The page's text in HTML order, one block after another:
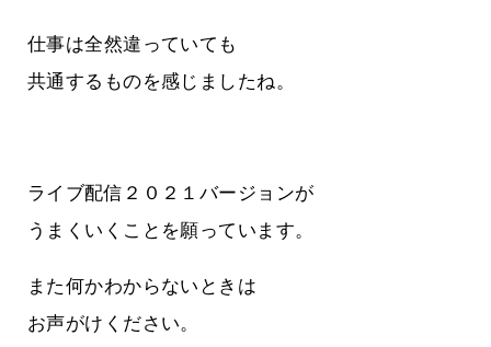
仕事は全然違っていても
共通するものを感じましたね。
ライブ配信２０２１バージョンが
うまくいくことを願っています。
また何かわからないときは
お声がけください。